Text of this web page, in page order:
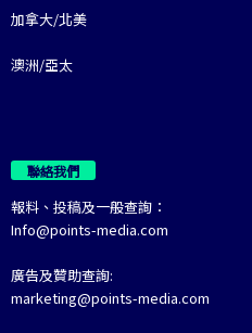
加拿大/北美
澳洲/亞太
聯絡我們
報料、投稿及一般查詢：
Info@points-media.com
廣告及贊助查詢:
marketing@points-media.com